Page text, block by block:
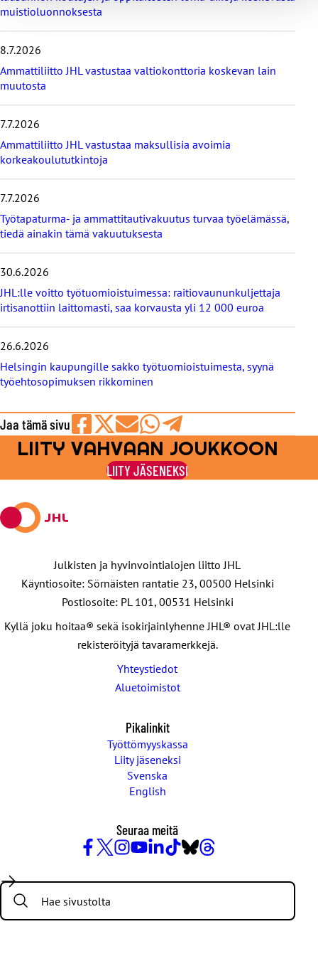
i
i
s
i
ä
t
u
u
t
i
e
t
muistioluonnoksesta
8.7.2026
Ammattiliitto JHL vastustaa valtiokonttoria koskevan lain
muutosta
7.7.2026
Ammattiliitto JHL vastustaa maksullisia avoimia
korkeakoulututkintoja
7.7.2026
Työtapaturma- ja ammattitautivakuutus turvaa työelämässä,
tiedä ainakin tämä vakuutuksesta
30.6.2026
JHL:lle voitto työtuomioistuimessa: raitiovaununkuljettaja
irtisanottiin laittomasti, saa korvausta yli 12 000 euroa
26.6.2026
Helsingin kaupungille sakko työtuomioistuimesta, syynä
työehtosopimuksen rikkominen
Jaa tämä sivu
Jaa
Facebookissa
Jaa
viestipalvelu
X:ssä
Jaa
sähköpostilla
Jaa
WhatsAppilla
Jaa
Telegramilla
LIITY VAHVAAN JOUKKOON
LIITY JÄSENEKSI
Julkisten ja hyvinvointialojen liitto JHL
Käyntiosoite: Sörnäisten rantatie 23, 00500 Helsinki
Postiosoite: PL 101, 00531 Helsinki
Kyllä joku hoitaa® sekä isokirjainlyhenne JHL® ovat JHL:lle
rekisteröityjä tavaramerkkejä.
Yhteystiedot
Aluetoimistot
Pikalinkit
Työttömyyskassa
Liity jäseneksi
Svenska
English
Seuraa meitä
/
Twitter
Search: